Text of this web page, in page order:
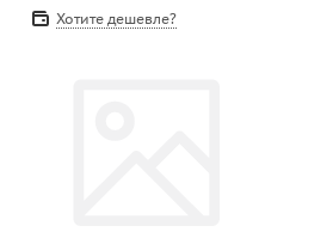
Хотите дешевле?